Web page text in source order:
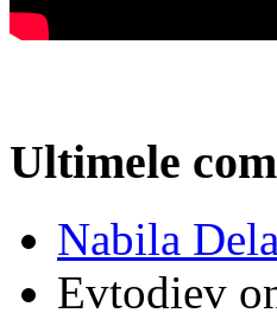
Ultimele
Nabila
Evtodiev